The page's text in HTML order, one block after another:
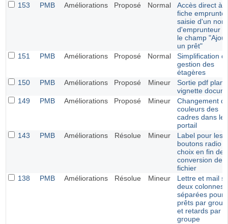
153
PMB Améliorations Proposé Normal
Accès direct à
fiche
saisie d'un nom
d'emprunteur
le champ
un prêt"
151
PMB Améliorations Proposé Normal
Simplification
gestion des
étagères
150
PMB Améliorations Proposé Mineur
Sortie pdf
vignette
149
PMB Améliorations Proposé Mineur
Changement
couleurs des
cadres dans le
portail
143
PMB Améliorations Résolue Mineur
Label pour les
boutons radio
choix en fin de
conversion de
fichier
138
PMB Améliorations Résolue Mineur
Lettre et mail
deux colonnes
séparées pour
prêts par
et retards par
groupe